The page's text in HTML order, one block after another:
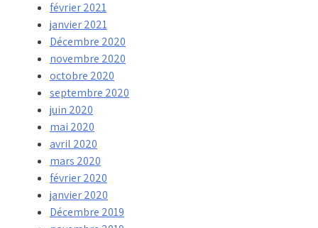
février 2021
janvier 2021
Décembre 2020
novembre 2020
octobre 2020
septembre 2020
juin 2020
mai 2020
avril 2020
mars 2020
février 2020
janvier 2020
Décembre 2019